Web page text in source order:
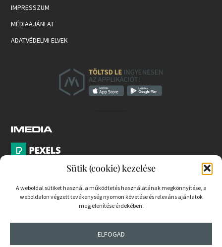
Sütik (cookie) kezelése
A weboldal sütiket használ a működtetés használatának megkönnyítése, a
weboldalon végzett tevékenység nyomon követése és releváns ajánlatok
megjelenítése érdekében.
ELFOGAD
IMPRESSZUM
MÉDIAAJÁNLAT
ADATVÉDELMI ELVEK